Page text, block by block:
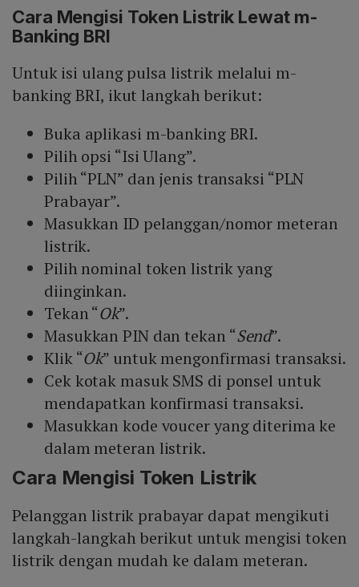
Cara Mengisi Token Listrik Lewat m-
Banking BRI
Untuk isi ulang pulsa listrik melalui m-
banking BRI, ikut langkah berikut:
Buka aplikasi m-banking BRI.
Pilih opsi “Isi Ulang”.
Pilih “PLN” dan jenis transaksi “PLN
Prabayar”.
Masukkan ID pelanggan/nomor meteran
listrik.
Pilih nominal token listrik yang
diinginkan.
Tekan “Ok”.
Masukkan PIN dan tekan “Send”.
Klik “Ok” untuk mengonfirmasi transaksi.
Cek kotak masuk SMS di ponsel untuk
mendapatkan konfirmasi transaksi.
Masukkan kode voucer yang diterima ke
dalam meteran listrik.
Cara Mengisi Token Listrik
Pelanggan listrik prabayar dapat mengikuti
langkah-langkah berikut untuk mengisi token
listrik dengan mudah ke dalam meteran.